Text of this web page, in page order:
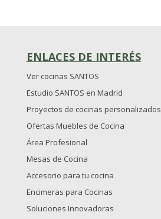
ENLACES DE INTERÉS
Ver cocinas SANTOS
Estudio SANTOS en Madrid
Proyectos de cocinas personalizados
Ofertas Muebles de Cocina
Área Profesional
Mesas de Cocina
Accesorio para tu cocina
Encimeras para Cocinas
Soluciones Innovadoras